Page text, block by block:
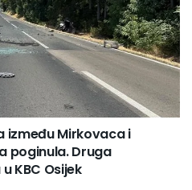
između Mirkovaca i
poginula. Druga
KBC Osijek